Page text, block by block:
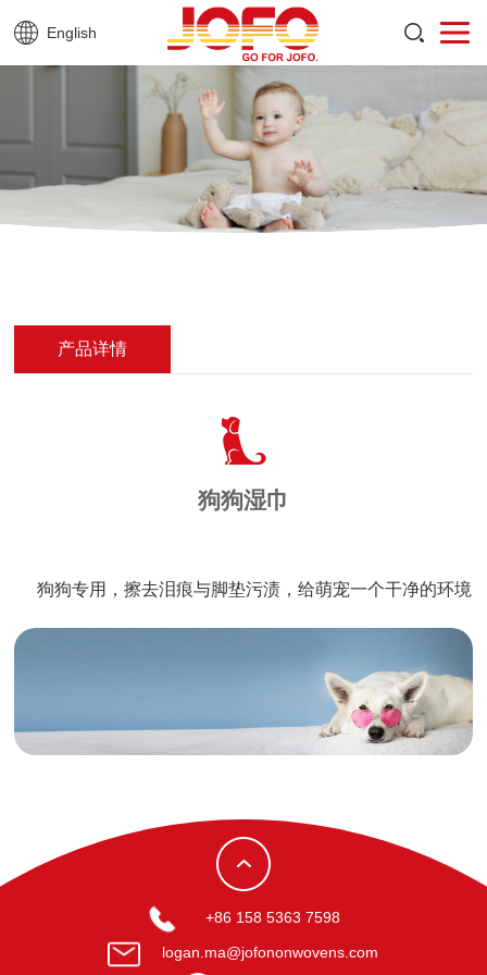
English
产品详情
狗狗湿巾
狗狗专用，擦去泪痕与脚垫污渍，给萌宠一个干净的环境
+86 158 5363 7598
logan.ma@jofononwovens.com